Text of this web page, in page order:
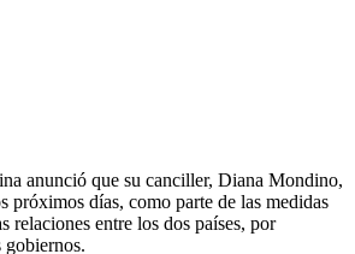
anunció que su canciller, Diana Mondino,
próximos días, como parte de las medidas
relaciones entre los dos países, por
gobiernos.